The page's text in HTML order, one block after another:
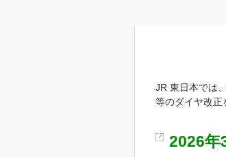
JR 東日本では
等のダイヤ改正
2026年